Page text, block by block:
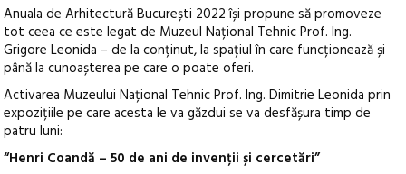
Anuala de Arhitectură București 2022 își propune să promoveze
tot ceea ce este legat de Muzeul Național Tehnic Prof. Ing.
Grigore Leonida – de la conținut, la spațiul în care funcționează și
până la cunoașterea pe care o poate oferi.
Activarea Muzeului Național Tehnic Prof. Ing. Dimitrie Leonida prin
expozițiile pe care acesta le va găzdui se va desfășura timp de
patru luni:
“Henri Coandă – 50 de ani de invenții și cercetări”